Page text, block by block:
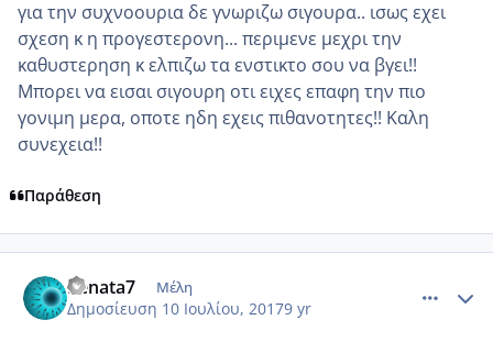
για την συχνοουρια δε γνωριζω σιγουρα.. ισως εχει
σχεση κ η προγεστερονη... περιμενε μεχρι την
καθυστερηση κ ελπιζω τα ενστικτο σου να βγει!!
Μπορει να εισαι σιγουρη οτι ειχες επαφη την πιο
γονιμη μερα, οποτε ηδη εχεις πιθανοτητες!! Καλη
συνεχεια!!
Παράθεση
Renata7 Μέλη
Δημοσίευση 10 Ιουλίου, 20179 yr